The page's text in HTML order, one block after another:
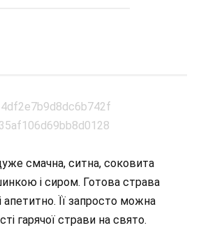
смачна, ситна, соковита
і сиром. Готова страва
апетитно. Її запросто можна
гарячої страви на свято.